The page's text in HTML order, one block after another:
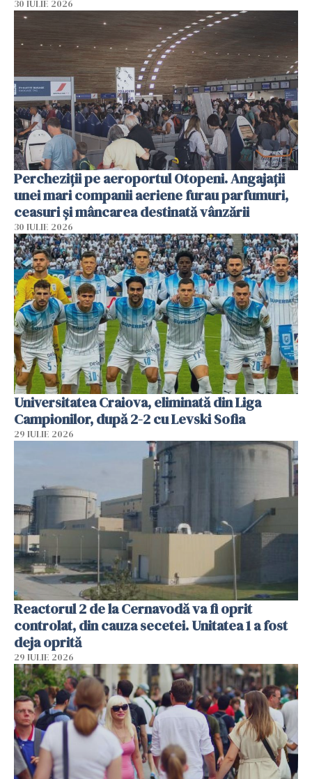
30 IULIE 2026
Percheziții pe aeroportul Otopeni. Angajații
unei mari companii aeriene furau parfumuri,
ceasuri și mâncarea destinată vânzării
30 IULIE 2026
Universitatea Craiova, eliminată din Liga
Campionilor, după 2-2 cu Levski Sofia
29 IULIE 2026
Reactorul 2 de la Cernavodă va fi oprit
controlat, din cauza secetei. Unitatea 1 a fost
deja oprită
29 IULIE 2026